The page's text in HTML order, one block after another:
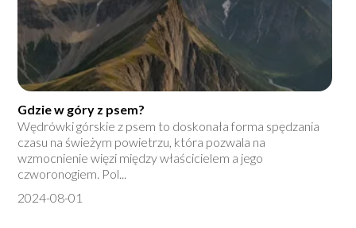
Gdzie w góry z psem?
Wędrówki górskie z psem to doskonała forma spędzania
czasu na świeżym powietrzu, która pozwala na
wzmocnienie więzi między właścicielem a jego
czworonogiem. Pol...
2024-08-01